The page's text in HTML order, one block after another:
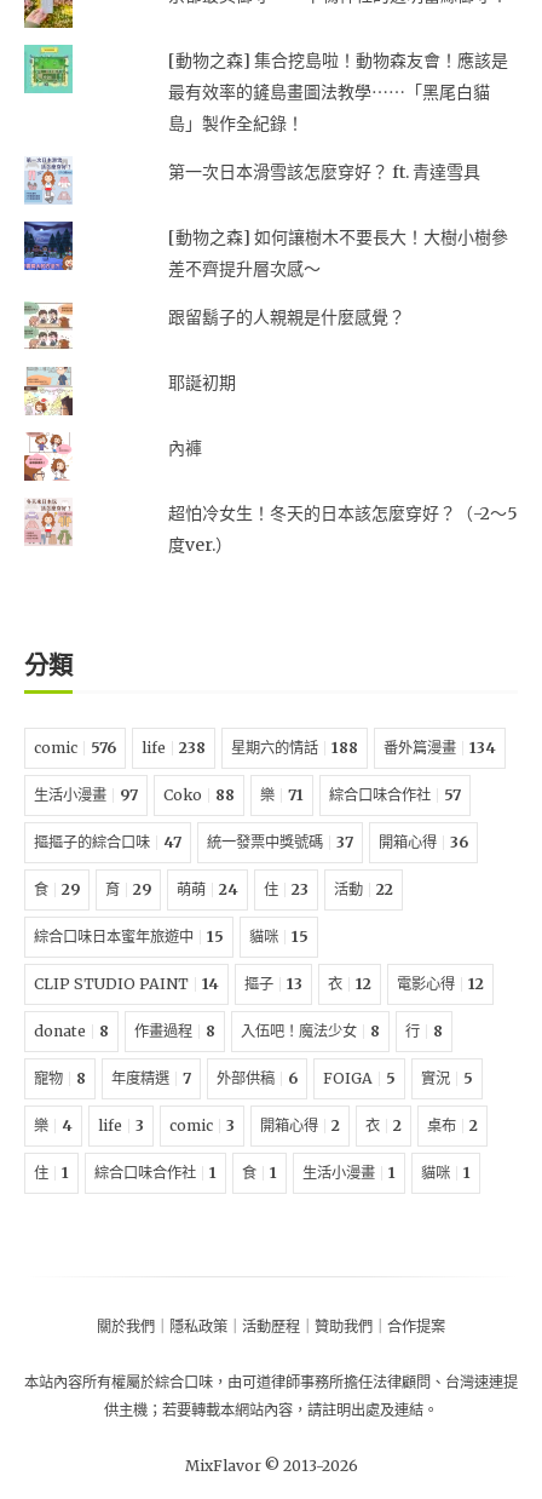
[動物之森] 集合挖島啦！動物森友會！應該是
最有效率的鏟島畫圖法教學⋯⋯「黑尾白貓
島」製作全紀錄！
第一次日本滑雪該怎麼穿好？ ft. 青達雪具
[動物之森] 如何讓樹木不要長大！大樹小樹參
差不齊提升層次感～
跟留鬍子的人親親是什麼感覺？
耶誕初期
內褲
超怕冷女生！冬天的日本該怎麼穿好？（-2～5
度ver.）
分類
comic 576 life 238 星期六的情話 188 番外篇漫畫 134
生活小漫畫 97 Coko 88 樂 71 綜合口味合作社 57
摳摳子的綜合口味 47 統一發票中獎號碼 37 開箱心得 36
食 29 育 29 萌萌 24 住 23 活動 22
綜合口味日本蜜年旅遊中 15 貓咪 15
CLIP STUDIO PAINT 14 摳子 13 衣 12 電影心得 12
donate 8 作畫過程 8 入伍吧！魔法少女 8 行 8
寵物 8 年度精選 7 外部供稿 6 FOIGA 5 實況 5
樂 4 life 3 comic 3 開箱心得 2 衣 2 桌布 2
住 1 綜合口味合作社 1 食 1 生活小漫畫 1 貓咪 1
關於我們 隱私政策 活動歷程 贊助我們 合作提案
本站內容所有權屬於綜合口味 ，由可道律師事務所擔任法律顧問 、 台灣速連提
供主機 ； 若要轉載本網站內容，請註明出處及連結。
MixFlavor © 2013-2026